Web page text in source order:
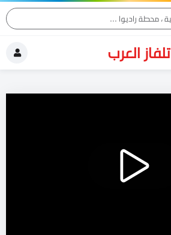
تلفاز العرب